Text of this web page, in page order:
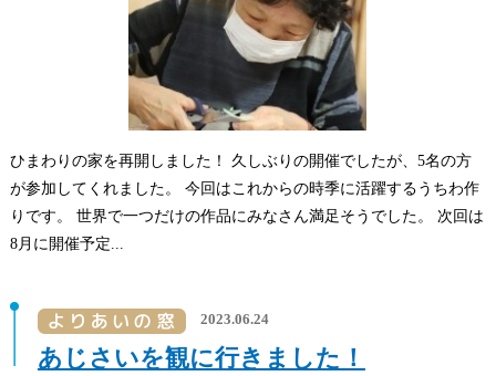
ひまわりの家を再開しました！ 久しぶりの開催でしたが、5名の方
が参加してくれました。 今回はこれからの時季に活躍するうちわ作
りです。 世界で一つだけの作品にみなさん満足そうでした。 次回は
8月に開催予定...
2023.06.24
あじさいを観に行きました！